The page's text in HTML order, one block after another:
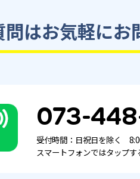
問はお気軽にお
073-
受付時間：日祝日を除く
スマートフォンではタップ